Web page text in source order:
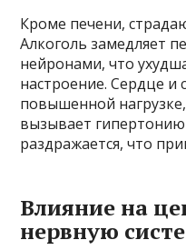
Кроме печени,
Алкоголь замедляет
нейронами, что
настроение. Сердце и
повышенной
вызывает
раздражается, что
Влияние на
нервную